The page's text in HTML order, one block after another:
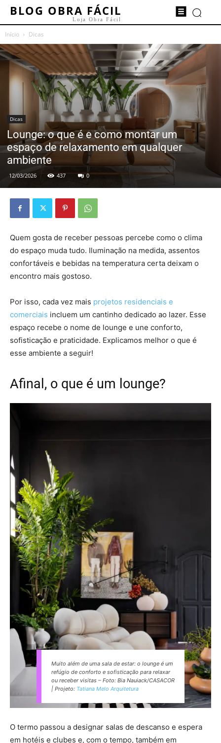
BLOG OBRA FÁCIL
Loja Obra Fácil
Início Dicas
Dicas
Lounge: o que é e como montar um
espaço de relaxamento em qualquer
ambiente
12/03/2026 437 0
Quem gosta de receber pessoas percebe como o clima
do espaço muda tudo. Iluminação na medida, assentos
confortáveis e bebidas na temperatura certa deixam o
encontro mais gostoso.
Por isso, cada vez mais projetos residenciais e
comerciais incluem um cantinho dedicado ao lazer. Esse
espaço recebe o nome de lounge e une conforto,
sofisticação e praticidade. Explicamos melhor o que é
esse ambiente a seguir!
Afinal, o que é um lounge?
Muito além de uma sala de estar: o lounge é um
refúgio de conforto e sofisticação para relaxar
ou receber visitas – Foto: Bia Nauiack/CASACOR
| Projeto: Tatiana Melo Arquitetura
O termo passou a designar salas de descanso e espera
em hotéis e clubes e, com o tempo, também em